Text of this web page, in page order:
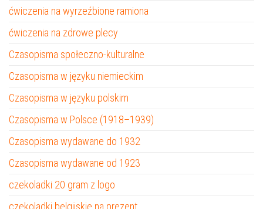
ćwiczenia na wyrzeźbione ramiona
ćwiczenia na zdrowe plecy
Czasopisma społeczno-kulturalne
Czasopisma w języku niemieckim
Czasopisma w języku polskim
Czasopisma w Polsce (1918–1939)
Czasopisma wydawane do 1932
Czasopisma wydawane od 1923
czekoladki 20 gram z logo
czekoladki belgijskie na prezent